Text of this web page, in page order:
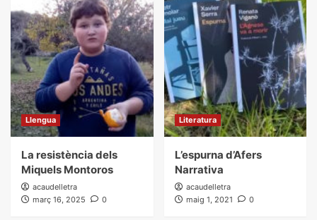
Llengua
La resistència dels
Miquels Montoros
acaudelletra
març 16, 2025
0
Literatura
L’espurna d’Afers
Narrativa
acaudelletra
maig 1, 2021
0